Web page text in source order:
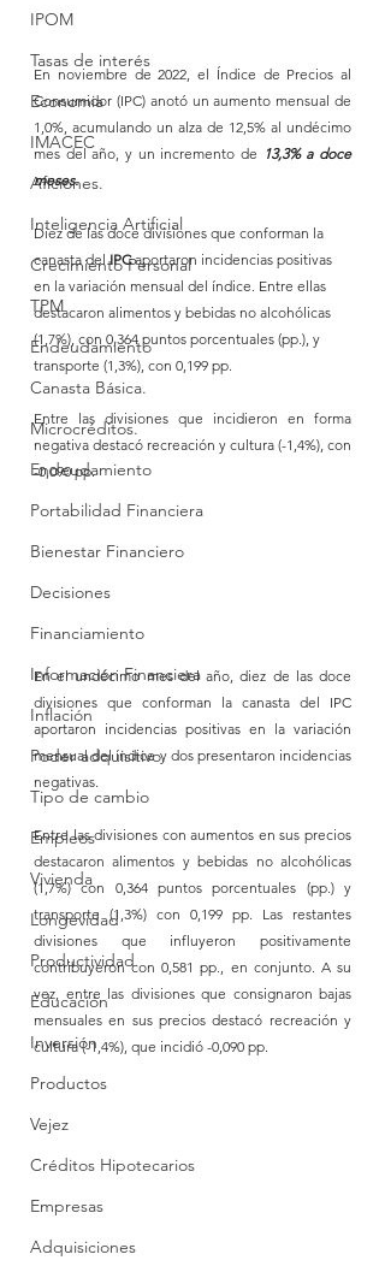
IPOM
Tasas de interés
Economia
IMACEC
Aficiones.
Inteligencia Artificial
Crecimiento Personal
TPM
Endeudamiento
Canasta Básica.
Microcréditos.
Endeudamiento
Portabilidad Financiera
Bienestar Financiero
Decisiones
Financiamiento
Información Financiera
Inflación
Poder adquisitivo.
Tipo de cambio
Empleos
Vivienda
Longevidad
Productividad
Educación
Inversión
Productos
Vejez
Créditos Hipotecarios
Empresas
Adquisiciones
En noviembre de 2022, el Índice de Precios al
Consumidor (IPC) anotó un aumento mensual de
1,0%, acumulando un alza de 12,5% al undécimo
mes del año, y un incremento de 13,3% a doce
meses.
Diez de las doce divisiones que conforman la
canasta del IPC aportaron incidencias positivas
en la variación mensual del índice. Entre ellas
destacaron alimentos y bebidas no alcohólicas
(1,7%), con 0,364 puntos porcentuales (pp.), y
transporte (1,3%), con 0,199 pp.
Entre las divisiones que incidieron en forma
negativa destacó recreación y cultura (-1,4%), con
-0,090 pp.
En el undécimo mes del año, diez de las doce
divisiones que conforman la canasta del IPC
aportaron incidencias positivas en la variación
mensual del índice y dos presentaron incidencias
negativas.
Entre las divisiones con aumentos en sus precios
destacaron alimentos y bebidas no alcohólicas
(1,7%) con 0,364 puntos porcentuales (pp.) y
transporte (1,3%) con 0,199 pp. Las restantes
divisiones que influyeron positivamente
contribuyeron con 0,581 pp., en conjunto. A su
vez, entre las divisiones que consignaron bajas
mensuales en sus precios destacó recreación y
cultura (-1,4%), que incidió -0,090 pp.